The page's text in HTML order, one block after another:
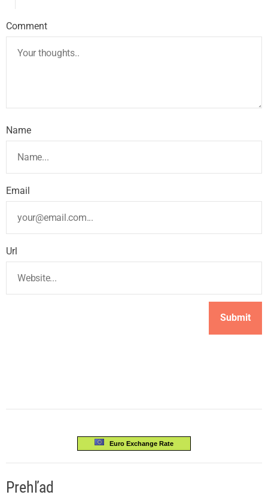
Comment
Name
Email
Url
Euro Exchange Rate
Prehľad